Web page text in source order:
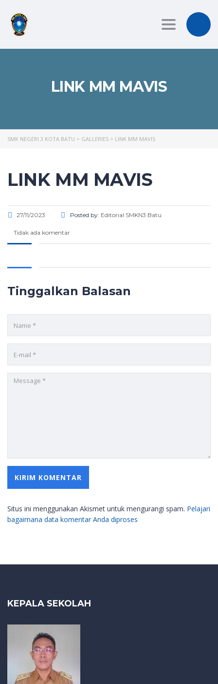
Toggle
LINK MM MAVIS
SMK NEGERI 3 KOTA BATU > GALLERIES > LINK MM MAVIS
LINK MM MAVIS
27/11/2023 Posted by: Editorial SMKN3 Batu
Tidak ada komentar
Tinggalkan Balasan
Situs ini menggunakan Akismet untuk mengurangi spam. Pelajari
bagaimana data komentar Anda diproses
KEPALA SEKOLAH